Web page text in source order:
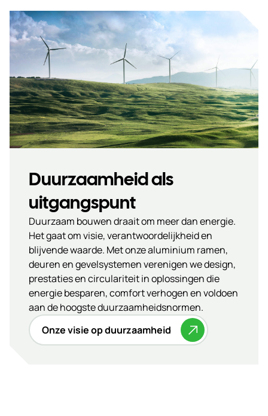
technisch kloppen.
Duurzaamheid als
uitgangspunt
Duurzaam bouwen draait om meer dan energie.
Het gaat om visie, verantwoordelijkheid en
blijvende waarde. Met onze aluminium ramen,
deuren en gevelsystemen verenigen we design,
prestaties en circulariteit in oplossingen die
energie besparen, comfort verhogen en voldoen
aan de hoogste duurzaamheidsnormen.
Onze visie op duurzaamheid